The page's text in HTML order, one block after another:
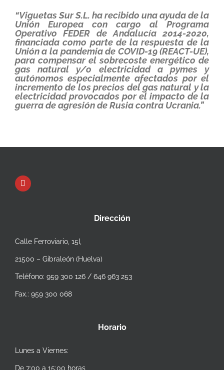
“Viguetas Sur S.L. ha recibido una ayuda de la
Unión Europea con cargo al Programa
Operativo FEDER de Andalucía 2014-2020,
financiada como parte de la respuesta de la
Unión a la pandemia de COVID-19 (REACT-UE),
para compensar el sobrecoste energético de
gas natural y/o electricidad a pymes y
autónomos especialmente afectados por el
incremento de los precios del gas natural y la
electricidad provocados por el impacto de la
guerra de agresión de Rusia contra Ucrania.”
Dirección
Calle Ferroviario, 15I,
21500 – Gibraleón (Huelva)
Teléfono: 959 300 126 / 646 963 253
Fax.: 959 300 068
Horario
Lunes a Viernes:
De 7:00 a 15:00 horas